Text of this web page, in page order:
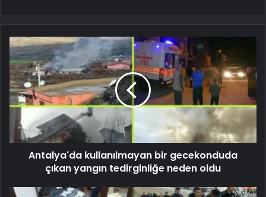
Antalya'da kullanılmayan bir gecekonduda
çıkan yangın tedirginliğe neden oldu